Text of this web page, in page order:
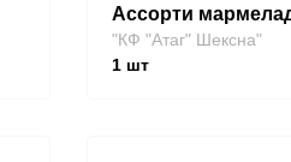
Ассорти
"КФ "Атаг" Шексна"
1шт